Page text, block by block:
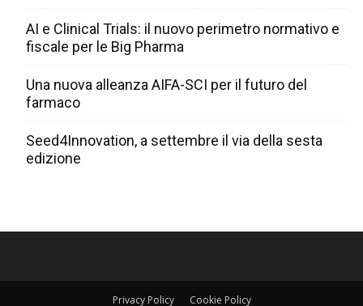
AI e Clinical Trials: il nuovo perimetro normativo e
fiscale per le Big Pharma
Una nuova alleanza AIFA-SCI per il futuro del
farmaco
Seed4Innovation, a settembre il via della sesta
edizione
Privacy Policy Cookie Policy